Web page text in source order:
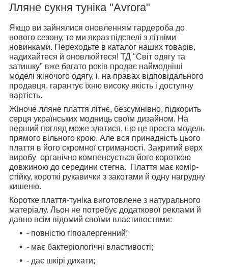
Лляне сукня туніка "Avrora"
Якщо ви зайнялися оновленням гардероба до
нового сезону, то ми якраз підспелі з літніми
новинками. Переходьте в каталог наших товарів,
надихайтеся й оновлюйтеся! ТД "Світ одягу та
затишку" вже багато років продає наймодніші
моделі жіночого одягу, і, на правах відповідального
продавця, гарантує їхню високу якість і доступну
вартість.
Жіноче лляне плаття літнє, безсумнівно, підкорить
серця українських модниць своїм дизайном. На
перший погляд може здатися, що це проста модель
прямого вільного крою. Але вся принадність цього
плаття в його скромної стриманості. Закритий верх
виробу органічно компенсується його короткою
довжиною до середини стегна. Плаття має комір-
стійку, короткі рукавички з закотами й одну нагрудну
кишеню.
Коротке плаття-туніка виготовлене з натурального
матеріалу. Льон не потребує додаткової реклами й
давно всім відомий своїми властивостями:
- повністю гіпоалергенний;
- має бактеріологічні властивості;
- дає шкірі дихати;